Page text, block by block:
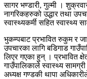
सागर भण्डारी, गुल्मी ।
नागरिकहरुको उद्धार तथा
स्वास्थ्यकर्मी सहित स्वास्थ्य
भुकम्पबाट प्रभावित रुकुम र
उपचारका लागि बडिगाड
लिएर गएका हुन् । प्रभावित
गाउँपालिकाले स्वास्थ्य
अध्यक्ष गण्डकी थापा